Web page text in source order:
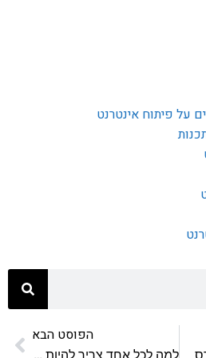
על פיתוח אינטרנט
הפוסט הבא
למה לכל אחד צריך להיות אכפת מהפרטיות ברשת